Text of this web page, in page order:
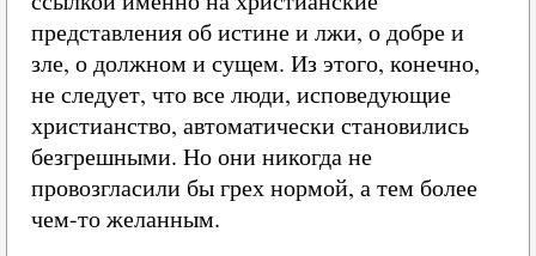
представления об истине и лжи, о добре и
зле, о должном и сущем. Из этого, конечно,
не следует, что все люди, исповедующие
христианство, автоматически становились
безгрешными. Но они никогда не
провозгласили бы грех нормой, а тем более
чем-то желанным.